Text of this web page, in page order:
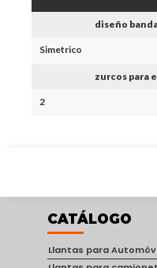
diseño
Simetrico
zurcos para
2
CATÁLOGO
Llantas para